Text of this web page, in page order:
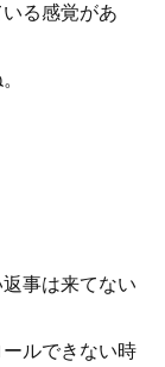
る感覚があ
事は来てない
ルできない時